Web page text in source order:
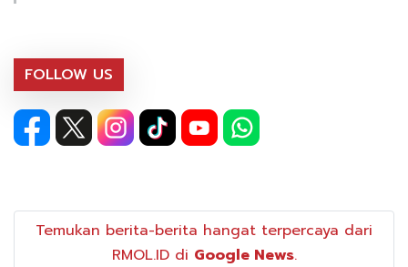
FOLLOW US
Temukan berita-berita hangat terpercaya dari
RMOL.ID di Google News.